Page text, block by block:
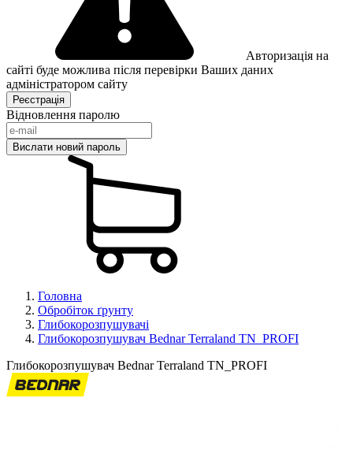
Авторизація на
сайті буде можлива після перевірки Ваших даних
адміністратором сайту
Відновлення паролю
Головна
Обробіток ґрунту
Глибокорозпушувачі
Глибокорозпушувач Bednar Terraland TN_PROFI
Глибокорозпушувач Bednar Terraland TN_PROFI